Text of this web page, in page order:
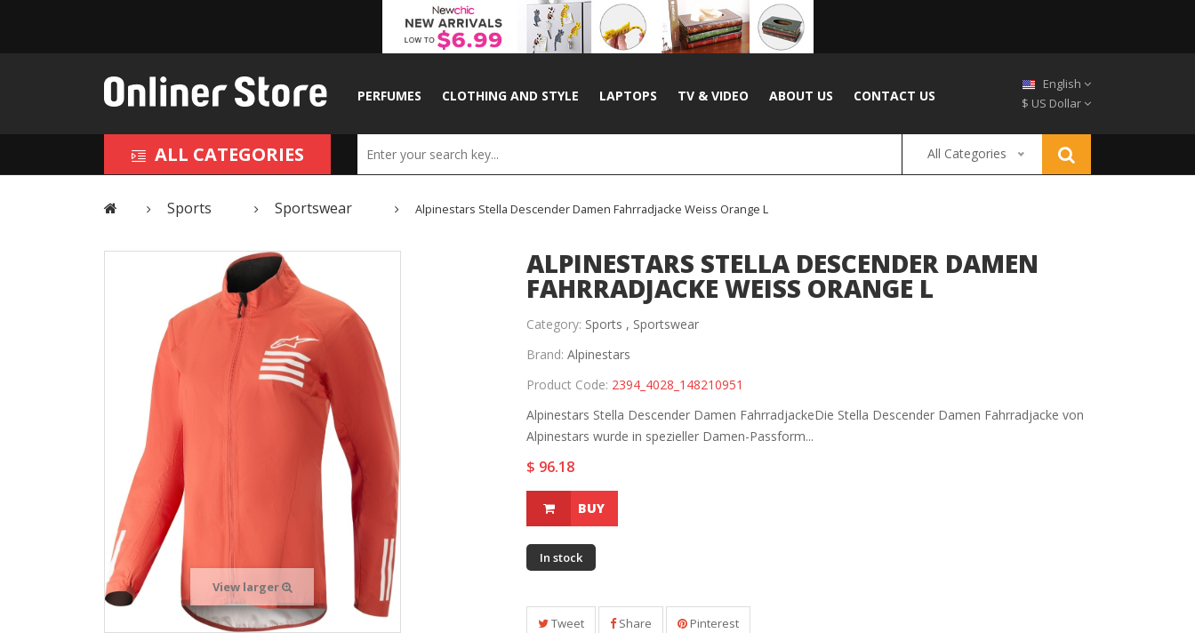
PERFUMES CLOTHING AND STYLE LAPTOPS TV & VIDEO ABOUT US CONTACT US
English
$ US Dollar
ALL CATEGORIES All Categories
Sports Sportswear Alpinestars Stella Descender Damen Fahrradjacke Weiss Orange L
View larger
ALPINESTARS STELLA DESCENDER DAMEN
FAHRRADJACKE WEISS ORANGE L
Category: Sports , Sportswear
Brand: Alpinestars
Product Code: 2394_4028_148210951
Alpinestars Stella Descender Damen FahrradjackeDie Stella Descender Damen Fahrradjacke von
Alpinestars wurde in spezieller Damen-Passform...
$ 96.18
BUY
In stock
Tweet Share Pinterest